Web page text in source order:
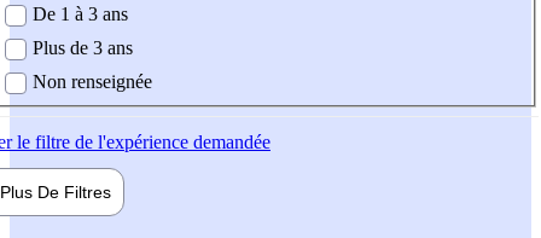
De 1 à 3 ans
Plus de 3 ans
Non renseignée
le filtre de l'expérience demandée
Plus De Filtres